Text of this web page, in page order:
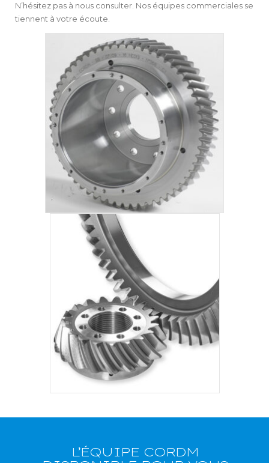
N’hésitez pas à nous consulter. Nos équipes commerciales se
tiennent à votre écoute.
L’ÉQUIPE CORDM